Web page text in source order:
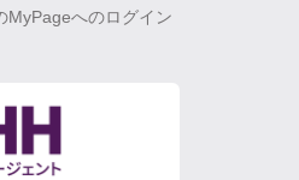
MyPageへのログイン